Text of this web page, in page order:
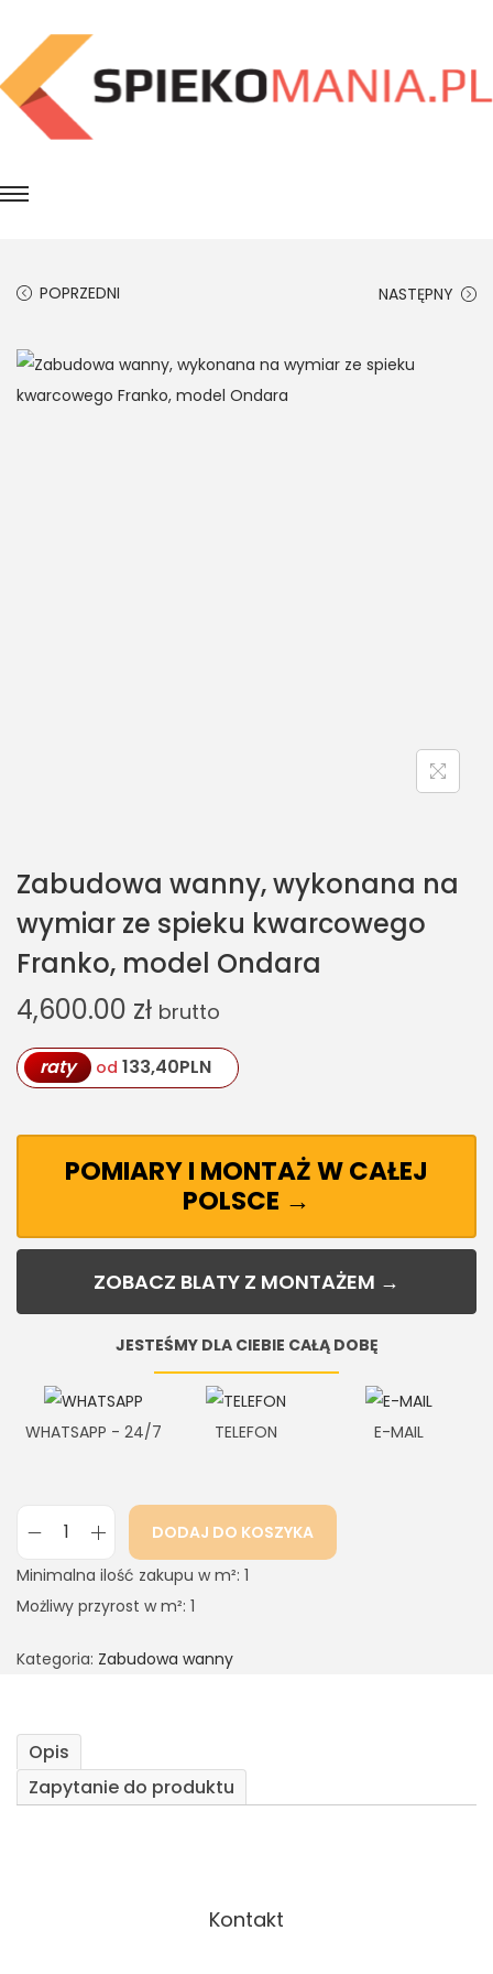
POPRZEDNI NASTĘPNY
Zabudowa wanny, wykonana na
wymiar ze spieku kwarcowego
Franko, model Ondara
4,600.00 zł brutto
raty od 133,40PLN
POMIARY I MONTAŻ W CAŁEJ
POLSCE →
ZOBACZ BLATY Z MONTAŻEM →
JESTEŚMY DLA CIEBIE CAŁĄ DOBĘ
WHATSAPP - 24/7 TELEFON E-MAIL
DODAJ DO KOSZYKA
Minimalna ilość zakupu w m²: 1
Możliwy przyrost w m²: 1
Kategoria: Zabudowa wanny
Opis
Zapytanie do produktu
Kontakt